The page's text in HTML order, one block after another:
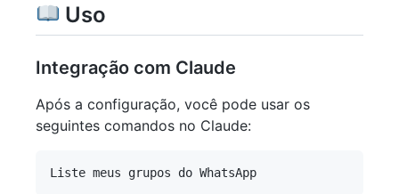
Uso
Integração com Claude
Após a configuração, você pode usar os
seguintes comandos no Claude: